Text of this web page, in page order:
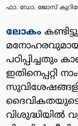
ഫാ. ഡോ. ജോസ്
ലോകം
പഠിപ്പിച്ചതും
ഇതിനെപ്പറ്റി
വിശുദ്ധിയില്‍